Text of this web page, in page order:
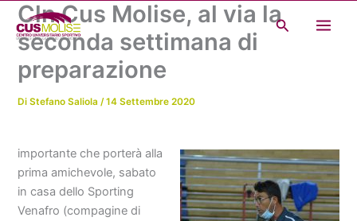
contenuto
Cerca
Cln Cus Molise, al via la
seconda settimana di
preparazione
DiStefano Saliola/14 Settembre 2020
importante che porterà alla
prima amichevole, sabato
in casa dello Sporting
Venafro (compagine di